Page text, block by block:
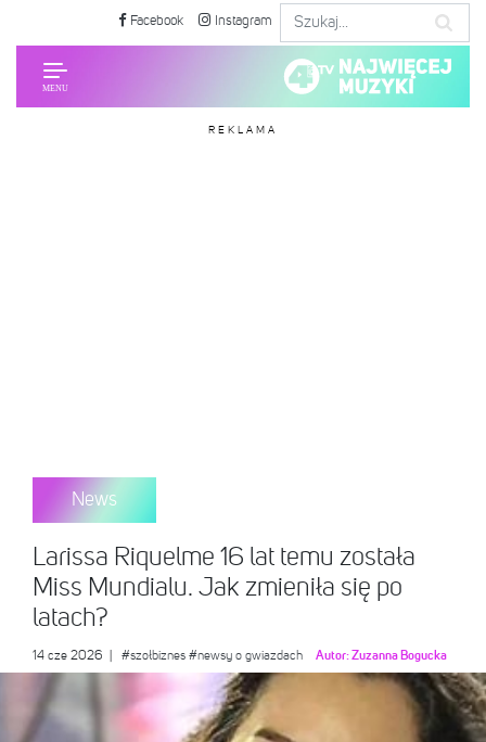
Facebook Instagram
REKLAMA
News
Larissa Riquelme 16 lat temu została
Miss Mundialu. Jak zmieniła się po
latach?
14 cze 2026 #szołbiznes #newsy o gwiazdach Autor:Zuzanna Bogucka